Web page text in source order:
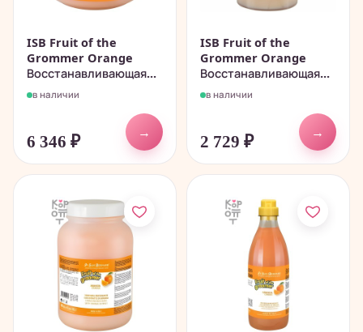
ISB Fruit of the
Grommer Orange
Восстанавливающая...
в наличии
6 346 ₽
→
ISB Fruit of the
Grommer Orange
Восстанавливающая...
в наличии
2 729 ₽
→